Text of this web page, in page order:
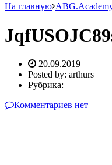
На главную
20.09.2019
Posted by: arthurs
Рубрика:
Комментариев нет